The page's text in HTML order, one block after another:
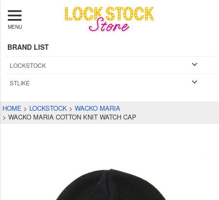
MENU
BRAND LIST
LOCKSTOCK
STLIKE
HOME LOCKSTOCK
WACKO MARIA
WACKO MARIA COTTON KNIT WATCH CAP